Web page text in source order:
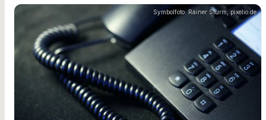
Symbolfoto: Rainer Sturm, pixelio.de